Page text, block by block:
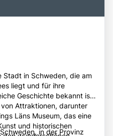
in Schweden, die am
liegt und für ihre
Geschichte bekannt ist.
Attraktionen, darunter
Läns Museum, das eine
und historischen
in der Provinz